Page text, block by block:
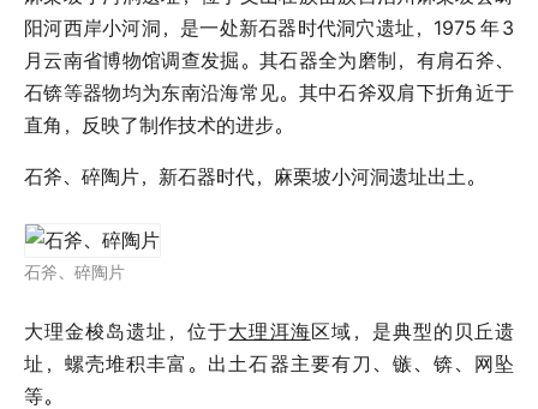
阳河西岸小河洞，是一处新石器时代洞穴遗址，1975 年3
月云南省博物馆调查发掘。其石器全为磨制，有肩石斧、
石锛等器物均为东南沿海常见。其中石斧双肩下折角近于
直角，反映了制作技术的进步。
石斧、碎陶片，新石器时代，麻栗坡小河洞遗址出土。
石斧、碎陶片
大理金梭岛遗址，位于大理洱海区域，是典型的贝丘遗
址，螺壳堆积丰富。出土石器主要有刀、镞、锛、网坠
等。